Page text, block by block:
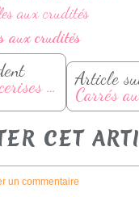
aux crudités
Bowlcake aux cerises et à l'amande Article
CET
un commentaire